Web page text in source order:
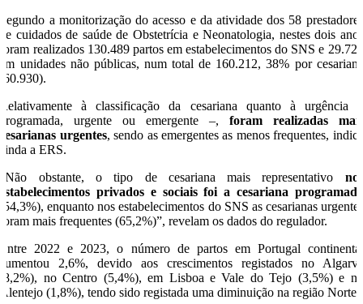
Segundo a monitorização do acesso e da atividade dos 58 prestadores
de cuidados de saúde de Obstetrícia e Neonatologia, nestes dois anos
foram realizados 130.489 partos em estabelecimentos do SNS e 29.723
em unidades não públicas, num total de 160.212, 38% por cesariana
(60.930).
Relativamente à classificação da cesariana quanto à urgência –
programada, urgente ou emergente –, foram realizadas mais
cesarianas urgentes, sendo as emergentes as menos frequentes, indica
ainda a ERS.
“Não obstante, o tipo de cesariana mais representativo nos
estabelecimentos privados e sociais foi a cesariana programada
(54,3%), enquanto nos estabelecimentos do SNS as cesarianas urgentes
foram mais frequentes (65,2%)”, revelam os dados do regulador.
Entre 2022 e 2023, o número de partos em Portugal continental
aumentou 2,6%, devido aos crescimentos registados no Algarve
(8,2%), no Centro (5,4%), em Lisboa e Vale do Tejo (3,5%) e no
Alentejo (1,8%), tendo sido registada uma diminuição na região Norte.